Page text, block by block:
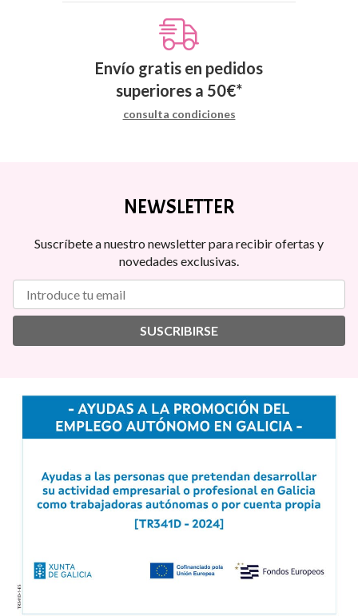
Envío gratis en pedidos
superiores a 50€*
consulta condiciones
NEWSLETTER
Suscríbete a nuestro newsletter para recibir ofertas y
novedades exclusivas.
SUSCRIBIRSE